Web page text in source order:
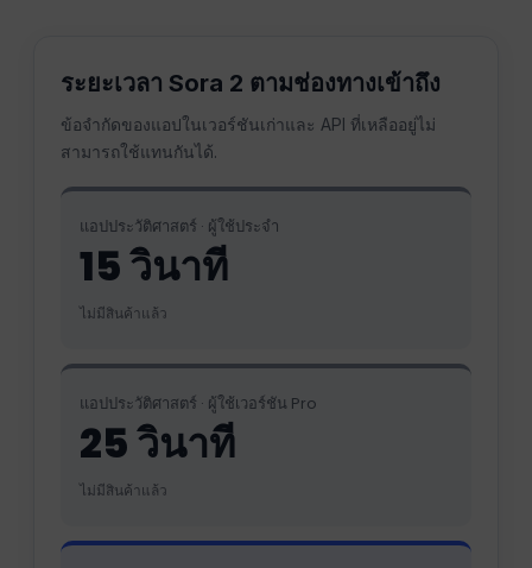
ระยะเวลา Sora 2 ตามช่องทางเข้าถึง
ข้อจำกัดของแอปในเวอร์ชันเก่าและ API ที่เหลืออยู่ไม่
สามารถใช้แทนกันได้.
แอปประวัติศาสตร์ · ผู้ใช้ประจำ
15 วินาที
ไม่มีสินค้าแล้ว
แอปประวัติศาสตร์ · ผู้ใช้เวอร์ชัน Pro
25 วินาที
ไม่มีสินค้าแล้ว